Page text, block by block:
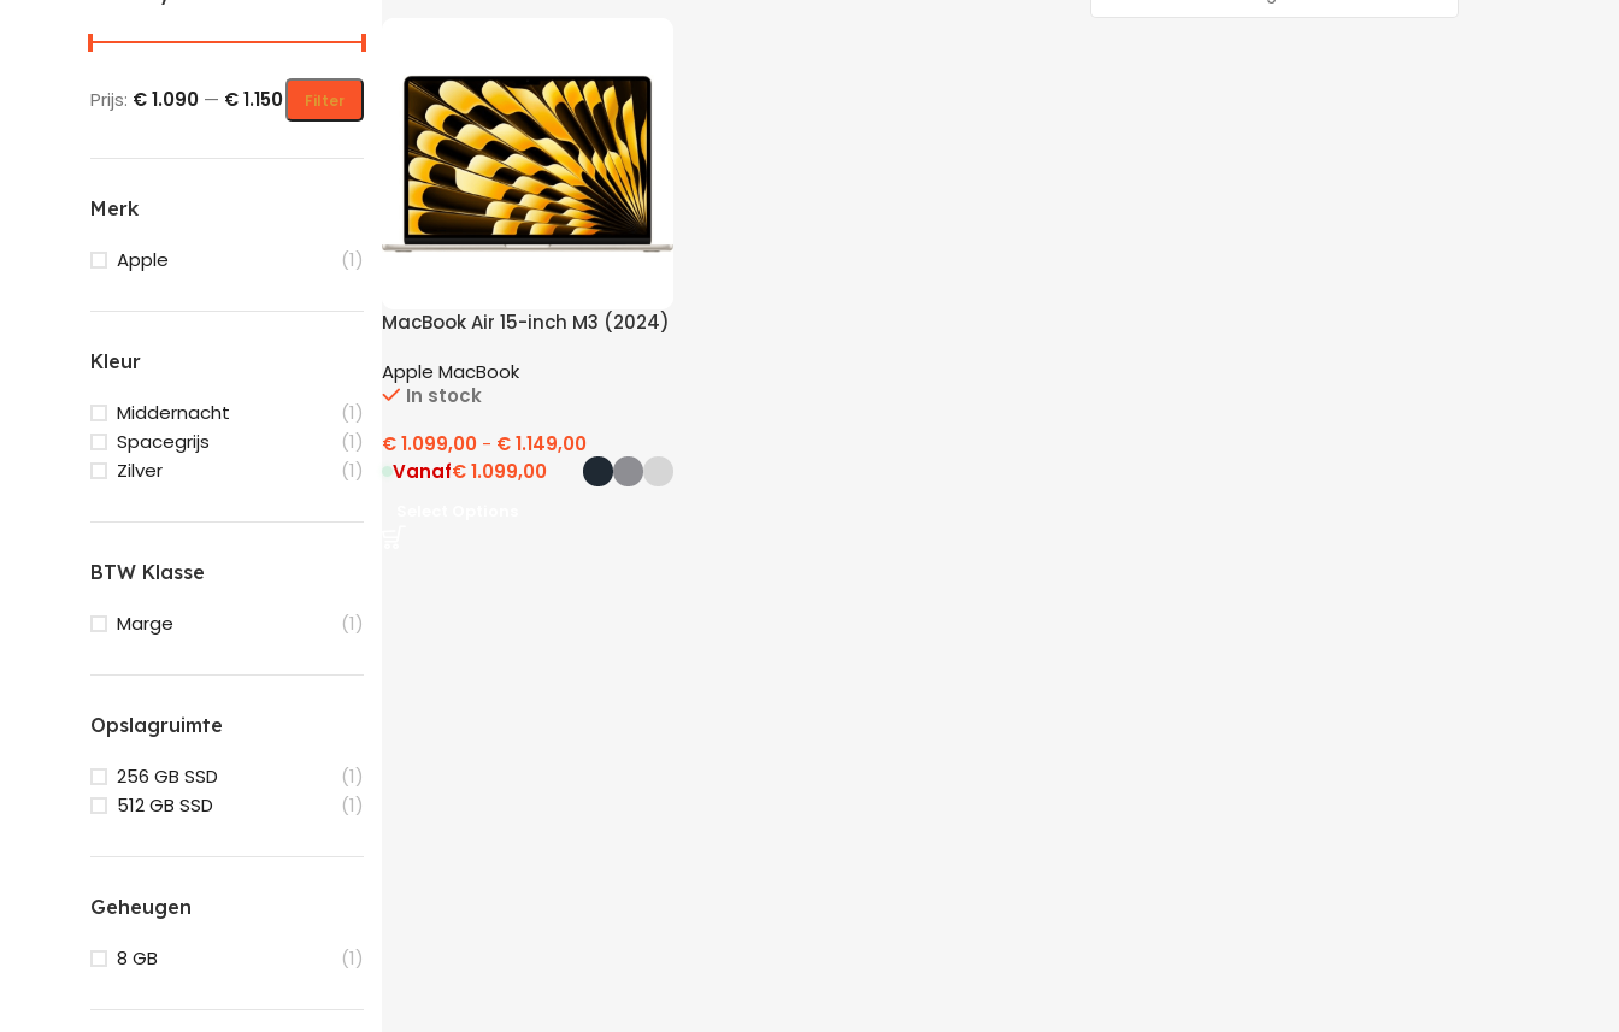
Filter
Prijs: € 1.090 — € 1.150
Merk
Apple (1)
Kleur
Middernacht
(1)
Spacegrijs
(1)
Zilver
(1)
BTW Klasse
Marge (1)
Opslagruimte
256 GB SSD
(1)
512 GB SSD
(1)
Geheugen
8 GB (1)
MacBook Air 15-inch M3 (2024)
Apple MacBook
In stock
€1.099,00 - €1.149,00
Vanaf€1.099,00